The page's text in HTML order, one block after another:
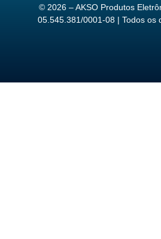
© 2026 – AKSO Produtos
05.545.381/0001-08 | Todos os